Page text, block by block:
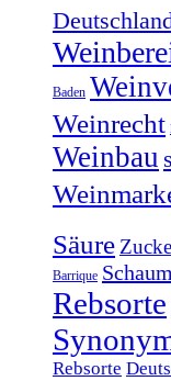
Baden
Weinrecht
Weinbau
Säure
Barrique
Rebsorte
Rebsorte